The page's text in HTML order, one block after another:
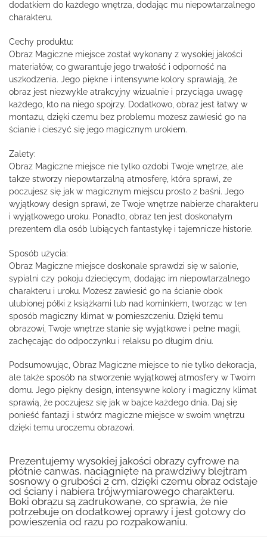
dodatkiem do każdego wnętrza, dodając mu niepowtarzalnego
charakteru.
Cechy produktu:
Obraz Magiczne miejsce został wykonany z wysokiej jakości
materiałów, co gwarantuje jego trwałość i odporność na
uszkodzenia. Jego piękne i intensywne kolory sprawiają, że
obraz jest niezwykle atrakcyjny wizualnie i przyciąga uwagę
każdego, kto na niego spojrzy. Dodatkowo, obraz jest łatwy w
montażu, dzięki czemu bez problemu możesz zawiesić go na
ścianie i cieszyć się jego magicznym urokiem.
Zalety:
Obraz Magiczne miejsce nie tylko ozdobi Twoje wnętrze, ale
także stworzy niepowtarzalną atmosferę, która sprawi, że
poczujesz się jak w magicznym miejscu prosto z baśni. Jego
wyjątkowy design sprawi, że Twoje wnętrze nabierze charakteru
i wyjątkowego uroku. Ponadto, obraz ten jest doskonałym
prezentem dla osób lubiących fantastykę i tajemnicze historie.
Sposób użycia:
Obraz Magiczne miejsce doskonale sprawdzi się w salonie,
sypialni czy pokoju dziecięcym, dodając im niepowtarzalnego
charakteru i uroku. Możesz zawiesić go na ścianie obok
ulubionej półki z książkami lub nad kominkiem, tworząc w ten
sposób magiczny klimat w pomieszczeniu. Dzięki temu
obrazowi, Twoje wnętrze stanie się wyjątkowe i pełne magii,
zachęcając do odpoczynku i relaksu po długim dniu.
Podsumowując, Obraz Magiczne miejsce to nie tylko dekoracja,
ale także sposób na stworzenie wyjątkowej atmosfery w Twoim
domu. Jego piękny design, intensywne kolory i magiczny klimat
sprawią, że poczujesz się jak w bajce każdego dnia. Daj się
ponieść fantazji i stwórz magiczne miejsce w swoim wnętrzu
dzięki temu uroczemu obrazowi.
Prezentujemy wysokiej jakości obrazy cyfrowe na
płótnie canwas, naciągnięte na prawdziwy blejtram
sosnowy o grubości 2 cm, dzięki czemu obraz odstaje
od ściany i nabiera trójwymiarowego charakteru.
Boki obrazu są zadrukowane, co sprawia, że nie
potrzebuje on dodatkowej oprawy i jest gotowy do
powieszenia od razu po rozpakowaniu.